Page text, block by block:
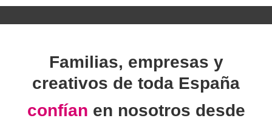
Familias, empresas y
creativos de toda España
confían en nosotros desde